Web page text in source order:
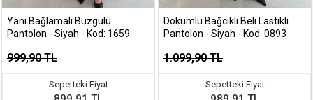
Yanı Bağlamalı Büzgülü
Pantolon - Siyah - Kod: 1659
999,90 TL
Sepetteki Fiyat
Dökümlü Bağcıklı Beli Lastikli
Pantolon - Siyah - Kod: 0893
1.099,90 TL
Sepetteki Fiyat